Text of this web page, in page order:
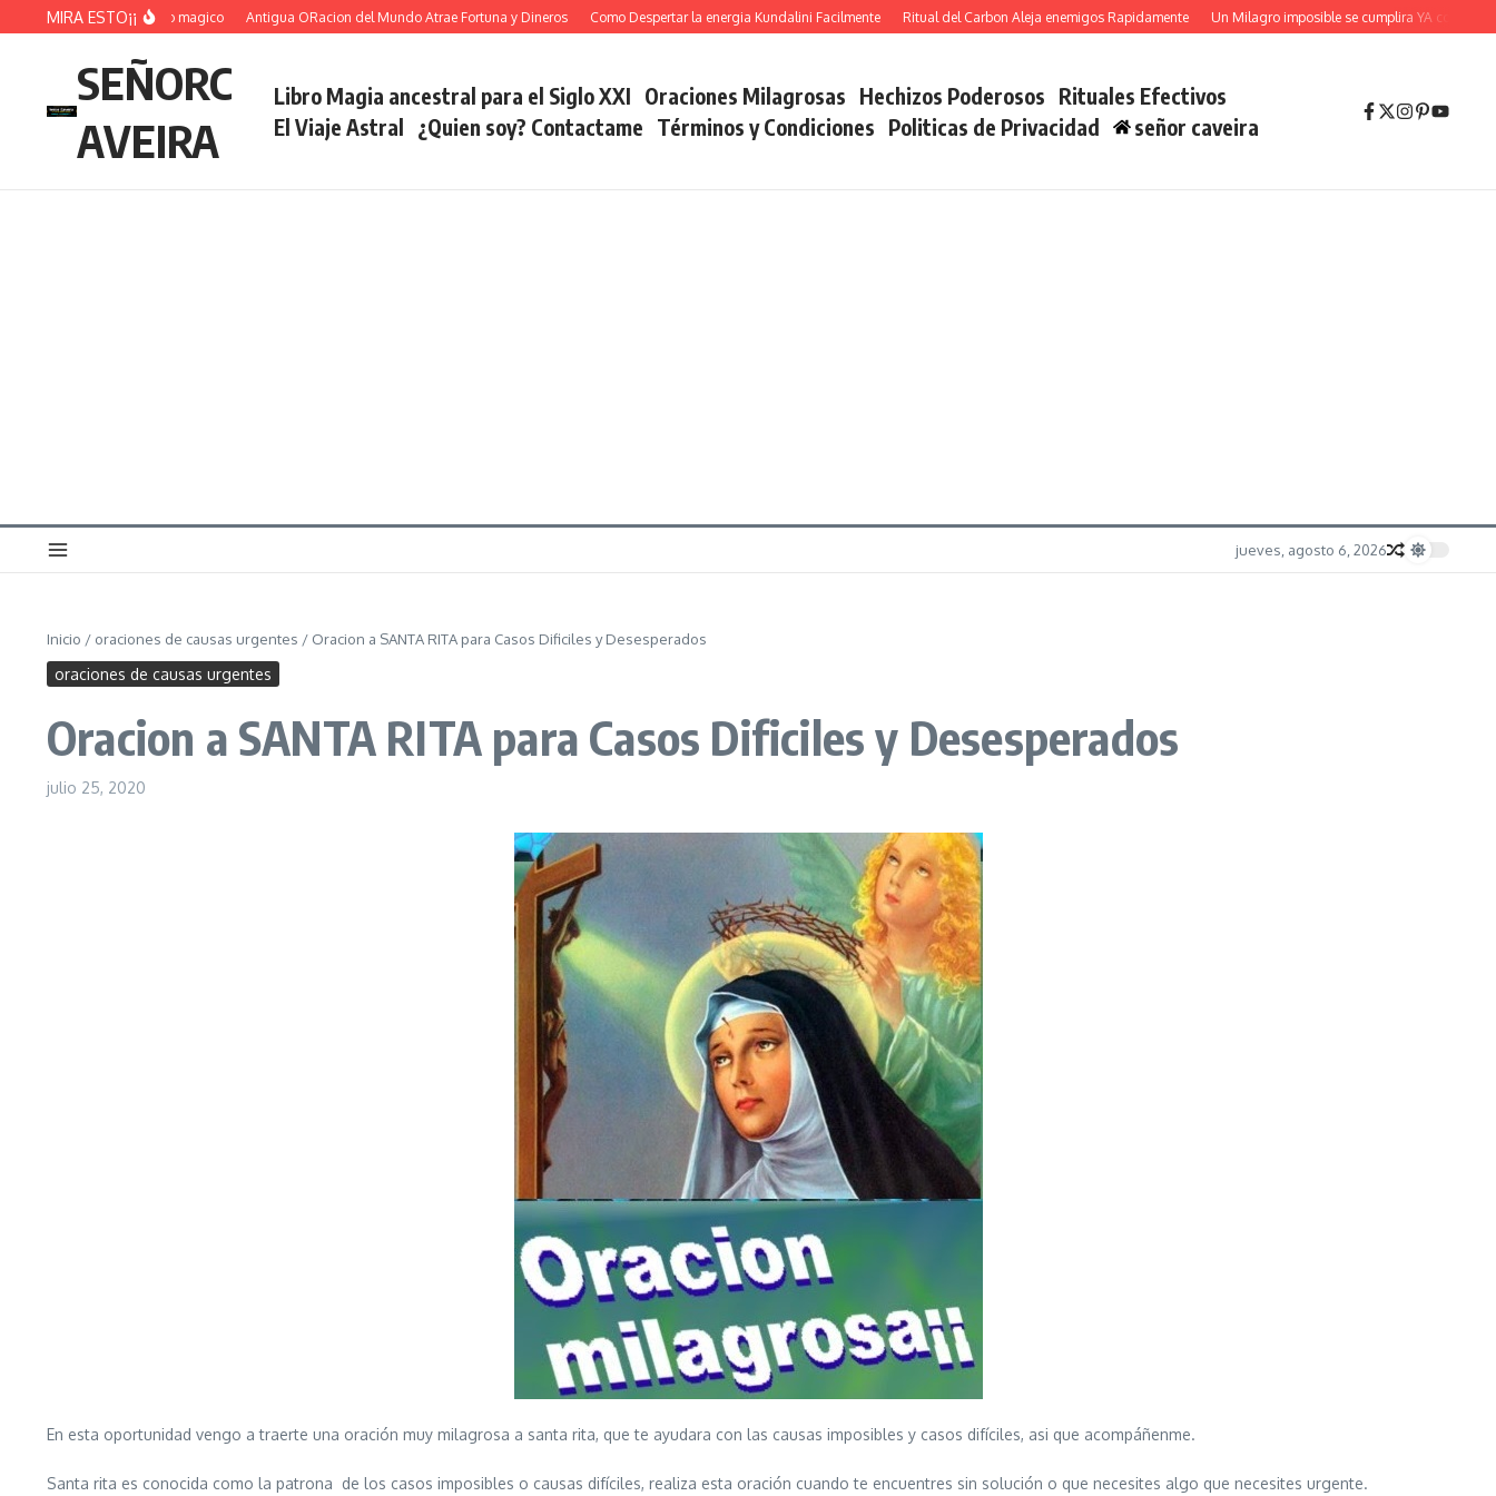
Saltar al contenido
MIRA ESTO¡¡
voltea hechizos del ajo magico Antigua ORacion del Mundo Atrae Fortuna y Dineros Como Despertar la energia Kundalini Facilmente Ritual del Carbon Aleja enemigos Rapidamente Un Milagro imposible se cumplira YA con San Judas
SEÑORC
AVEIRA
Libro Magia ancestral para el Siglo XXI Oraciones Milagrosas Hechizos Poderosos Rituales Efectivos
El Viaje Astral ¿Quien soy? Contactame Términos y Condiciones Politicas de Privacidad señor caveira
jueves, agosto 6, 2026
Inicio / oraciones de causas urgentes / Oracion a SANTA RITA para Casos Dificiles y Desesperados
oraciones de causas urgentes
Oracion a SANTA RITA para Casos Dificiles y Desesperados
julio 25, 2020
En esta oportunidad vengo a traerte una oración muy milagrosa a santa rita, que te ayudara con las causas imposibles y casos difíciles, asi que acompáñenme.
Santa rita es conocida como la patrona de los casos imposibles o causas difíciles, realiza esta oración cuando te encuentres sin solución o que necesites algo que necesites urgente.